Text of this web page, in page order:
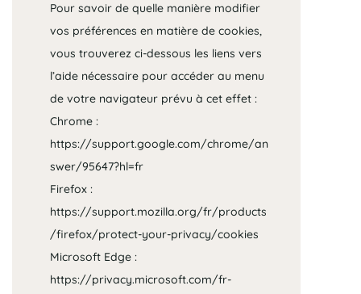
Pour savoir de quelle manière modifier
vos préférences en matière de cookies,
vous trouverez ci-dessous les liens vers
l’aide nécessaire pour accéder au menu
de votre navigateur prévu à cet effet :
Chrome :
https://support.google.com/chrome/an
swer/95647?hl=fr
Firefox :
https://support.mozilla.org/fr/products
/firefox/protect-your-privacy/cookies
Microsoft Edge :
https://privacy.microsoft.com/fr-